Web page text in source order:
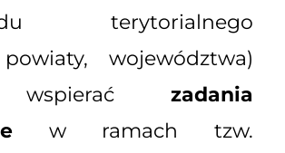
terytorialnego
województwa)
wspierać zadania
w ramach tzw.